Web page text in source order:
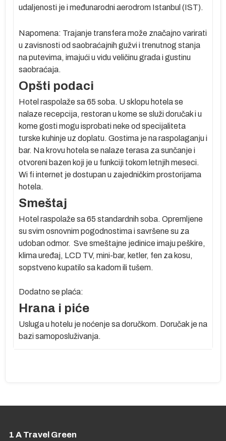
udaljenosti je i međunarodni aerodrom Istanbul (IST).
Napomena: Trajanje transfera može značajno varirati
u zavisnosti od saobraćajnih gužvi i trenutnog stanja
na putevima, imajući u vidu veličinu grada i gustinu
saobraćaja.
Opšti podaci
Hotel raspolaže sa 65 soba. U sklopu hotela se
nalaze recepcija, restoran u kome se služi doručak i u
kome gosti mogu isprobati neke od specijaliteta
turske kuhinje uz doplatu. Gostima je na raspolaganju i
bar. Na krovu hotela se nalaze terasa za sunčanje i
otvoreni bazen koji je u funkciji tokom letnjih meseci.
Wi fi internet je dostupan u zajedničkim prostorijama
hotela.
Smeštaj
Hotel raspolaže sa 65 standardnih soba. Opremljene
su svim osnovnim pogodnostima i savršene su za
udoban odmor. Sve smeštajne jedinice imaju peškire,
klima uređaj, LCD TV, mini-bar, ketler, fen za kosu,
sopstveno kupatilo sa kadom ili tušem.
Dodatno se plaća:
Hrana i piće
Usluga u hotelu je noćenje sa doručkom. Doručak je na
bazi samoposluživanja.
1 A Travel Green